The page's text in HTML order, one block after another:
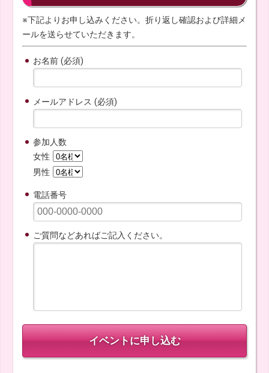
※下記よりお申し込みください。折り返し確認および詳細メ
ールを送らせていただきます。
お名前 (必須)
メールアドレス (必須)
参加人数
女性
男性
電話番号
ご質問などあればご記入ください。